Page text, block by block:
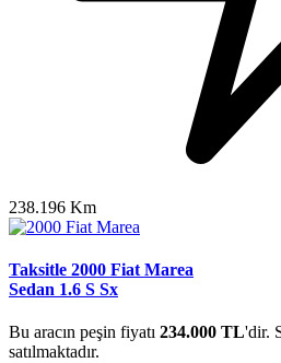
238.196 Km
Taksitle 2000 Fiat Marea
Sedan 1.6 S Sx
Bu aracın peşin fiyatı 234.000 TL'dir.
satılmaktadır.